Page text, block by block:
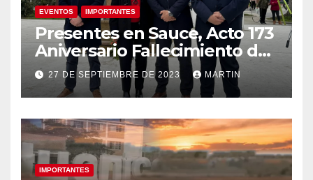
EVENTOS IMPORTANTES
Presentes en Sauce, Acto 173
Aniversario Fallecimiento de
José Artigas
27 DE SEPTIEMBRE DE 2023 MARTIN
IMPORTANTES